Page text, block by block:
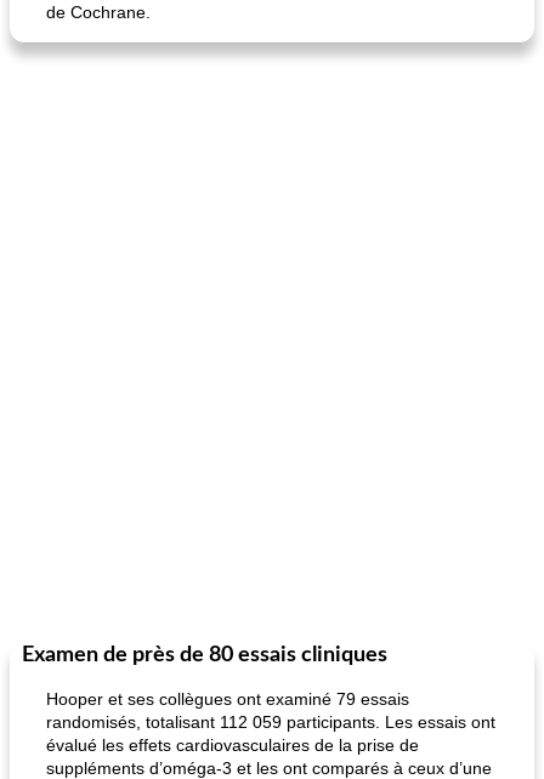
de Cochrane.
Examen de près de 80 essais cliniques
Hooper et ses collègues ont examiné 79 essais
randomisés, totalisant 112 059 participants. Les essais ont
évalué les effets cardiovasculaires de la prise de
suppléments d’oméga-3 et les ont comparés à ceux d’une